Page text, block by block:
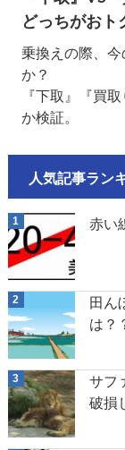
どっちがおト
乗換えの際、
か？
『下取』『買
か検証。
人気記事ラン
赤い
田ん
は？
サフ
破損